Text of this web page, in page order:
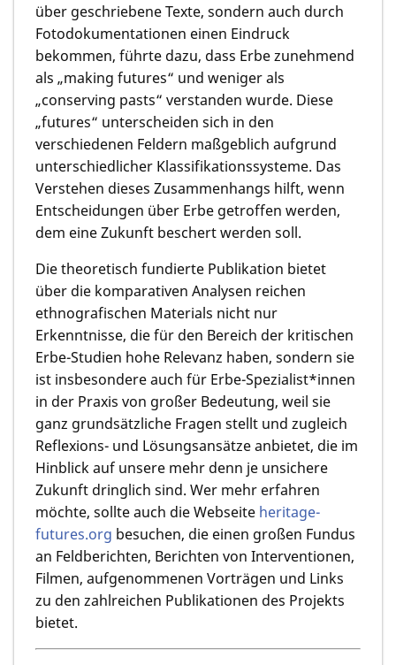
über geschriebene Texte, sondern auch durch
Fotodokumentationen einen Eindruck
bekommen, führte dazu, dass Erbe zunehmend
als „making futures“ und weniger als
„conserving pasts“ verstanden wurde. Diese
„futures“ unterscheiden sich in den
verschiedenen Feldern maßgeblich aufgrund
unterschiedlicher Klassifikationssysteme. Das
Verstehen dieses Zusammenhangs hilft, wenn
Entscheidungen über Erbe getroffen werden,
dem eine Zukunft beschert werden soll.
Die theoretisch fundierte Publikation bietet
über die komparativen Analysen reichen
ethnografischen Materials nicht nur
Erkenntnisse, die für den Bereich der kritischen
Erbe-Studien hohe Relevanz haben, sondern sie
ist insbesondere auch für Erbe-Spezialist*innen
in der Praxis von großer Bedeutung, weil sie
ganz grundsätzliche Fragen stellt und zugleich
Reflexions- und Lösungsansätze anbietet, die im
Hinblick auf unsere mehr denn je unsichere
Zukunft dringlich sind. Wer mehr erfahren
möchte, sollte auch die Webseite heritage-
futures.org besuchen, die einen großen Fundus
an Feldberichten, Berichten von Interventionen,
Filmen, aufgenommenen Vorträgen und Links
zu den zahlreichen Publikationen des Projekts
bietet.